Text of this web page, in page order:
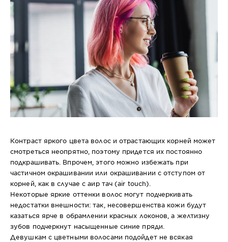
Контраст яркого цвета волос и отрастающих корней может
смотреться неопрятно, поэтому придется их постоянно
подкрашивать. Впрочем, этого можно избежать при
частичном окрашивании или окрашивании с отступом от
корней, как в случае с аир тач (air touch).
Некоторые яркие оттенки волос могут подчеркивать
недостатки внешности: так, несовершенства кожи будут
казаться ярче в обрамлении красных локонов, а желтизну
зубов подчеркнут насыщенные синие пряди.
Девушкам с цветными волосами подойдет не всякая